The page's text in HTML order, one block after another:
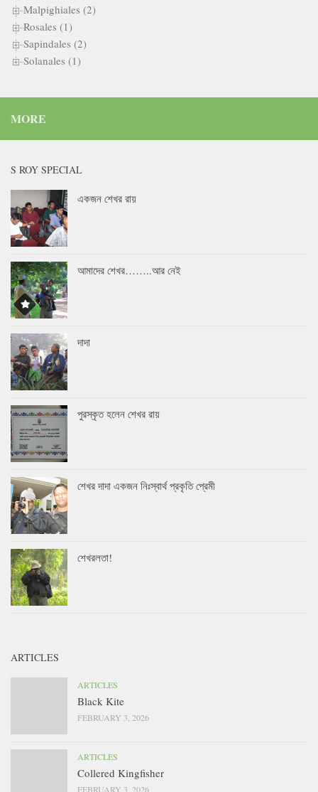
Malpighiales (2)
Rosales (1)
Sapindales (2)
Solanales (1)
MORE
S ROY SPECIAL
একজন শেখর রায়
আমাদের শেখর……..আর নেই
দাদা
পুরস্কৃত হলেন শেখর রায়
শেখর দাদা একজন নিঃস্বার্থ প্রকৃতি প্রেমী
শেখরলতা!
ARTICLES
ARTICLES
Black Kite
FEBRUARY 3, 2026
ARTICLES
Collered Kingfisher
FEBRUARY 3, 2026